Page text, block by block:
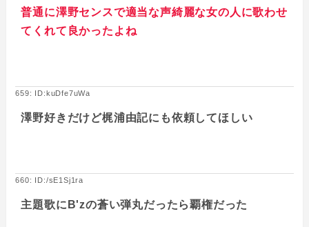
普通に澤野センスで適当な声綺麗な女の人に歌わせ
てくれて良かったよね
659: ID:kuDfe7uWa
澤野好きだけど梶浦由記にも依頼してほしい
660: ID:/sE1Sj1ra
主題歌にB'zの蒼い弾丸だったら覇権だった